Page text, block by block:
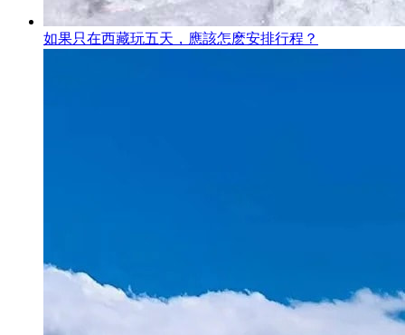
如果只在西藏玩五天，應該怎麽安排行程？